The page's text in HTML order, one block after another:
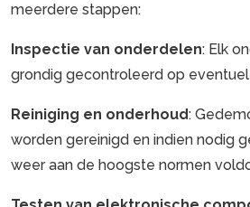
meerdere stappen:
Inspectie van onderdelen: Elk
grondig gecontroleerd op
Reiniging en onderhoud:
worden gereinigd en indien nodig
weer aan de hoogste normen